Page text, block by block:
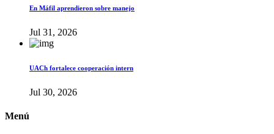
En Máfil aprendieron sobre manejo
Jul 31, 2026
UACh fortalece cooperación intern
Jul 30, 2026
Menú